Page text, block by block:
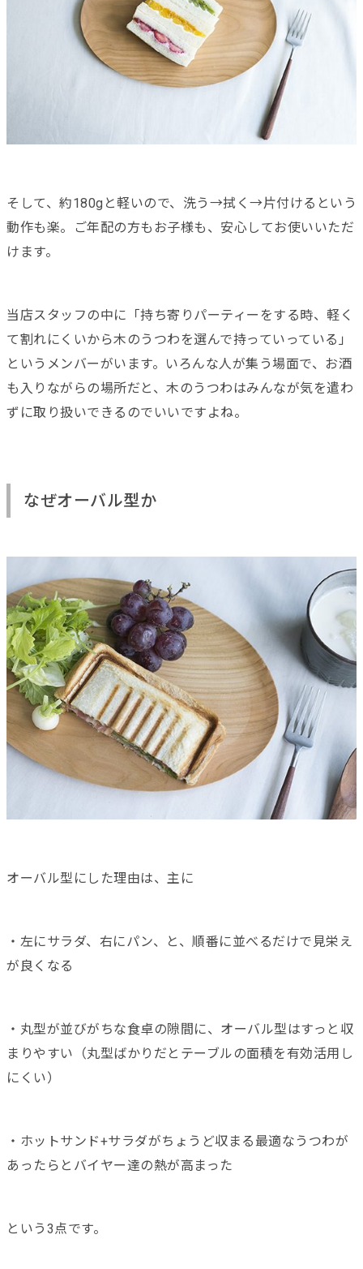
そして、約180gと軽いので、洗う→拭く→片付けるという
動作も楽。ご年配の方もお子様も、安心してお使いいただ
けます。
当店スタッフの中に「持ち寄りパーティーをする時、軽く
て割れにくいから木のうつわを選んで持っていっている」
というメンバーがいます。いろんな人が集う場面で、お酒
も入りながらの場所だと、木のうつわはみんなが気を遣わ
ずに取り扱いできるのでいいですよね。
なぜオーバル型か
オーバル型にした理由は、主に
・左にサラダ、右にパン、と、順番に並べるだけで見栄え
が良くなる
・丸型が並びがちな食卓の隙間に、オーバル型はすっと収
まりやすい（丸型ばかりだとテーブルの面積を有効活用し
にくい）
・ホットサンド+サラダがちょうど収まる最適なうつわが
あったらとバイヤー達の熱が高まった
という3点です。